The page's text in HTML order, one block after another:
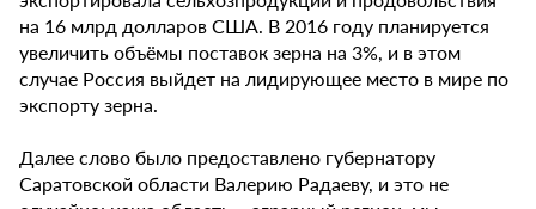
на 16 млрд долларов США. В 2016 году планируется
увеличить объёмы поставок зерна на 3%, и в этом
случае Россия выйдет на лидирующее место в мире по
экспорту зерна.
Далее слово было предоставлено губернатору
Саратовской области Валерию Радаеву, и это не